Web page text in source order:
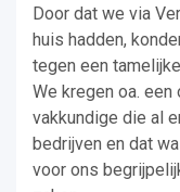
Door dat we via
huis hadden,
tegen een
We kregen oa.
vakkundige die al
bedrijven en dat
voor ons